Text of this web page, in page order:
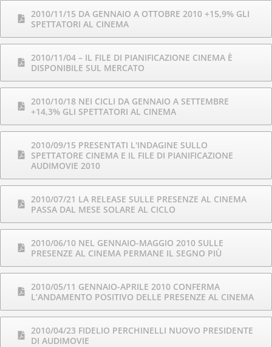
2010/11/15 DA GENNAIO A OTTOBRE 2010 +15,9% GLI
SPETTATORI AL CINEMA
2010/11/04 – IL FILE DI PIANIFICAZIONE CINEMA È
DISPONIBILE SUL MERCATO
2010/10/18 NEI CICLI DA GENNAIO A SETTEMBRE
+14,3% GLI SPETTATORI AL CINEMA
2010/09/15 PRESENTATI L'INDAGINE SULLO
SPETTATORE CINEMA E IL FILE DI PIANIFICAZIONE
AUDIMOVIE 2010
2010/07/21 LA RELEASE SULLE PRESENZE AL CINEMA
PASSA DAL MESE SOLARE AL CICLO
2010/06/10 NEL GENNAIO-MAGGIO 2010 SULLE
PRESENZE AL CINEMA PERMANE IL SEGNO PIÙ
2010/05/11 GENNAIO-APRILE 2010 CONFERMA
L’ANDAMENTO POSITIVO DELLE PRESENZE AL CINEMA
2010/04/23 FIDELIO PERCHINELLI NUOVO PRESIDENTE
DI AUDIMOVIE